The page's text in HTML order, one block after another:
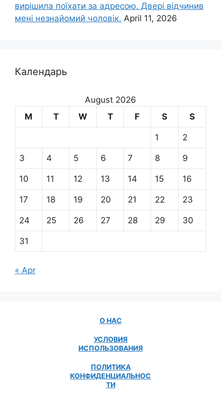
вирішила поїхати за адресою. Двері відчинив
мені незнайомий чоловік. April 11, 2026
Календарь
August 2026
M
T W T F S S
1 2
3 4 5 6 7 8 9
10 11 12 13 14 15 16
17 18 19 20 21 22 23
24 25 26 27 28 29 30
31
« Apr
О НАС
УСЛОВИЯ
ИСПОЛЬЗОВАНИЯ
ПОЛИТИКА
КОНФИДЕНЦИАЛЬНОС
ТИ